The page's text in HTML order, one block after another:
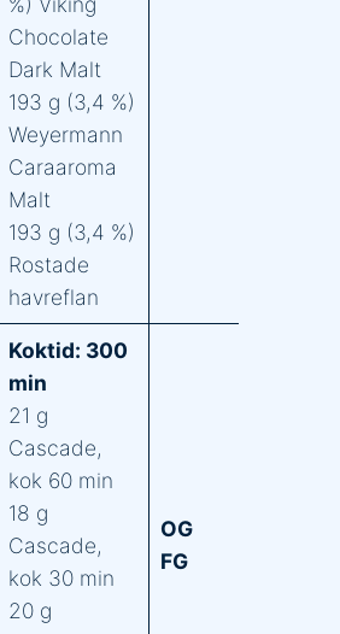
Chocolate
Dark Malt
193 g (3,4 %)
Weyermann
Caraaroma
Malt
193 g (3,4 %)
Rostade
havreflan
Koktid: 300
min
21 g
Cascade,
kok 60 min
18 g
Cascade,
kok 30 min
20 g
OG
FG